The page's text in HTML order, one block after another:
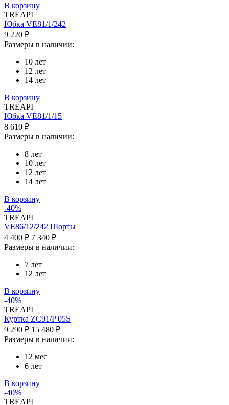
В корзину
TREAPI
Юбка VE81/1/242
9 220 ₽
Размеры в наличии:
10 лет
12 лет
14 лет
В корзину
TREAPI
Юбка VE81/1/15
8 610 ₽
Размеры в наличии:
8 лет
10 лет
12 лет
14 лет
В корзину
-40%
TREAPI
VE86/12/242 Шорты
4 400 ₽ 7 340 ₽
Размеры в наличии:
7 лет
12 лет
В корзину
-40%
TREAPI
Куртка ZC91/P 05S
9 290 ₽ 15 480 ₽
Размеры в наличии:
12 мес
6 лет
В корзину
-40%
TREAPI